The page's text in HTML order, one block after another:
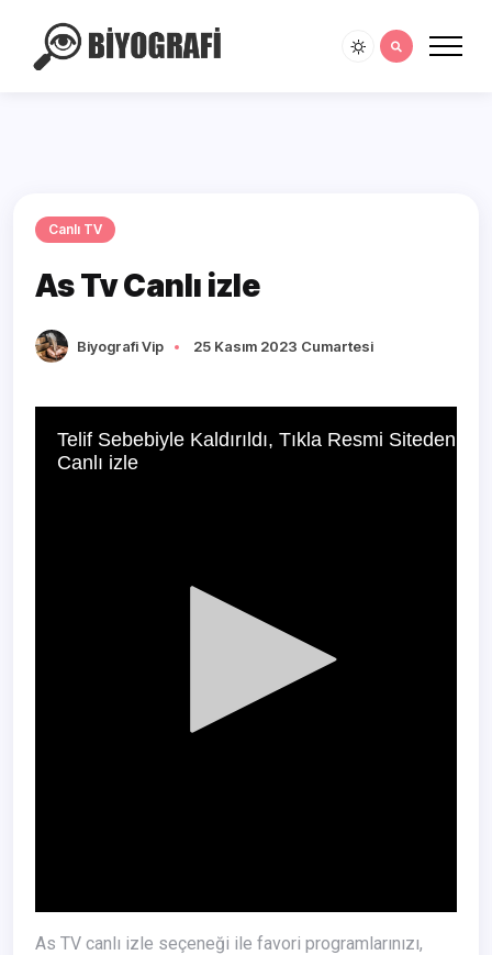
Canlı TV
As Tv Canlı izle
Biyografi Vip 25 Kasım 2023 Cumartesi
As TV canlı izle seçeneği ile favori programlarınızı,